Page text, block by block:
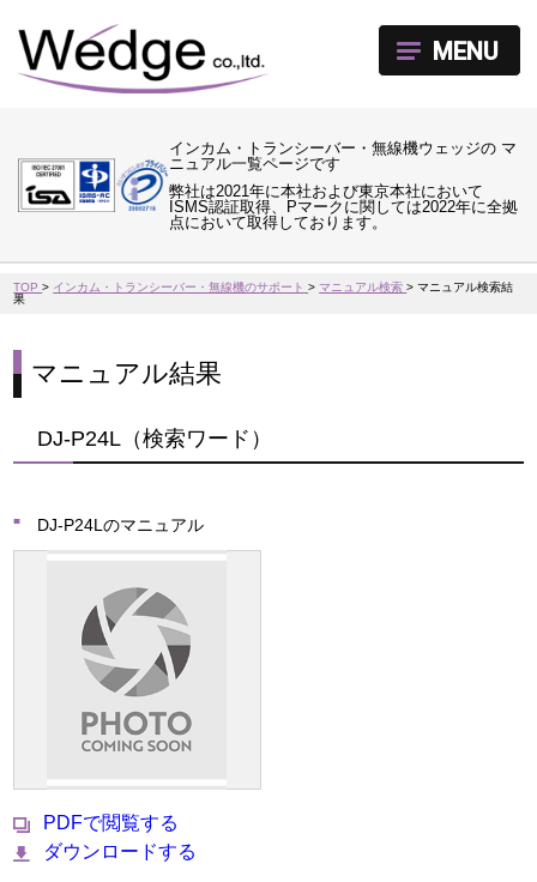
インカム・トランシーバー・無線機ウェッジの マ
ニュアル一覧ページです
弊社は2021年に本社および東京本社において
ISMS認証取得、Pマークに関しては2022年に全拠
点において取得しております。
MENU
TOP> インカム・トランシーバー・無線機のサポート>マニュアル検索>マニュアル検索結
果
マニュアル結果
DJ-P24L（検索ワード）
DJ-P24Lのマニュアル
PDFで閲覧する
ダウンロードする